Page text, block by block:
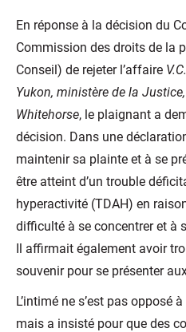
En réponse à la décision du
Commission des droits de la
Conseil) de rejeter l’affaire
Yukon, ministère de la
Whitehorse, le plaignant a
décision. Dans une
maintenir sa plainte et à se
être atteint d’un trouble
hyperactivité (TDAH) en
difficulté à se concentrer et à
Il affirmait également avoir
souvenir pour se présenter
L’intimé ne s’est pas opposé
mais a insisté pour que des